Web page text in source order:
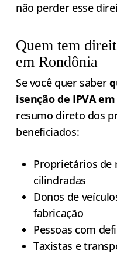
não perder esse
Quem tem
em Rondônia
Se você quer saber
isenção de IPVA
resumo direto dos
beneficiados:
Proprietários de
cilindradas
Donos de
fabricação
Pessoas com
Taxistas e